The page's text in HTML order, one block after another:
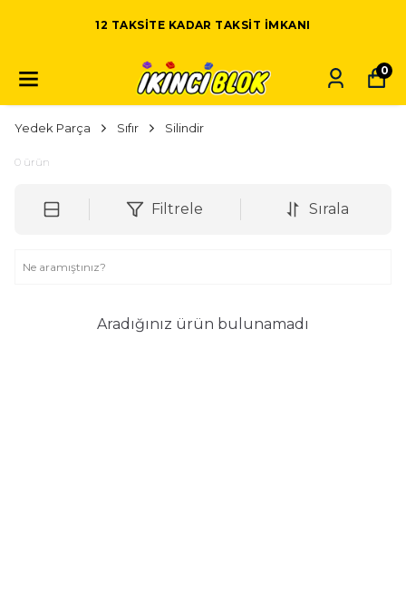
12 TAKSITE KADAR TAKSIT IMKANI
0
Yedek Parça Sıfır Silindir
0 ürün
Filtrele Sırala
Aradığınız ürün bulunamadı